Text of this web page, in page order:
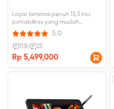
Layar laminasi penuh 13,3 inci,
portabilitas yang mudah
Teknologi X3 baru, kekuatan
aktivasi awal 3 gram Gamut
warna yang lebar, 96% Adobe
RGB Tersedia dalam empat
warna cerah.
5.0
(13) 25
Rp 5,499,000